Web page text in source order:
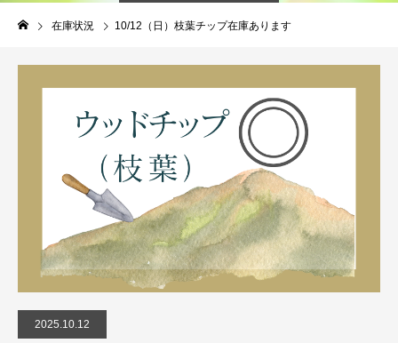
在庫状況 10/12（日）枝葉チップ在庫あります
2025.10.12